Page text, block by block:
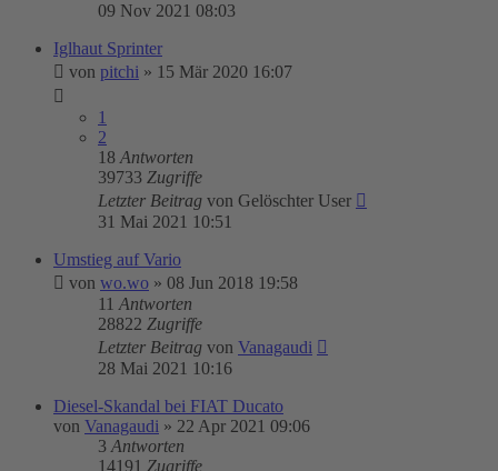
09 Nov 2021 08:03
Iglhaut Sprinter
von pitchi » 15 Mär 2020 16:07
1
2
18 Antworten
39733 Zugriffe
Letzter Beitrag von Gelöschter User
31 Mai 2021 10:51
Umstieg auf Vario
von wo.wo » 08 Jun 2018 19:58
11 Antworten
28822 Zugriffe
Letzter Beitrag von Vanagaudi
28 Mai 2021 10:16
Diesel-Skandal bei FIAT Ducato
von Vanagaudi » 22 Apr 2021 09:06
3 Antworten
14191 Zugriffe